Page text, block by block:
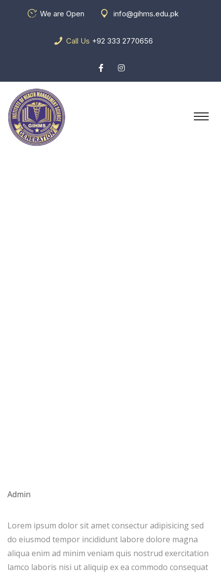
We are Open info@gihms.edu.pk
Call Us +92 333 2770656
Admin
Lorem ipsum dolor sit amet consectur adipisicing sed
do eiusmod tempor incididunt labore dolore magna
aliqua enim ad minim veniam quis nostrud exercitation
lamco laboris nisi ut aliquip ex ea commodo consequat